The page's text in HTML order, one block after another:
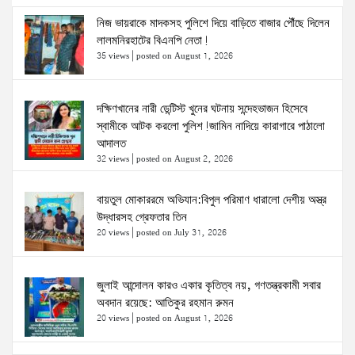
নিজ ভায়রাকে মাদকসহ পুলিশে দিয়ে বাড়িতে বাজার পৌঁছে দিলেন
লালমনিরহাটের বিএনপি নেতা!
35 views posted on August 1, 2026
দক্ষিণখানের নারী ডেন্টিস্ট খুনের ঘটনায় সন্দেহভাজন হিসেবে
স্বামীকে আটক করলো পুলিশ!জামিন নাদিয়ে কারাগারে পাঠালো
আদালত
32 views posted on August 2, 2026
বায়তুল মোকাররমে অভিযান:বিপুল পরিমাণ ধারালো দেশীয় অস্ত্র
উদ্ধারসহ গ্রেফতার তিন
20 views posted on July 31, 2026
জুলাই আন্দোলন কারও একার কৃতিত্ব নয়, গণতন্ত্রকামী সবার
অবদান রয়েছে: আতিকুর রহমান রুমন
20 views posted on August 1, 2026